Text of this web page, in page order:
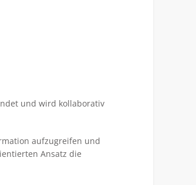
und wird kollaborativ
aufzugreifen und
Ansatz die